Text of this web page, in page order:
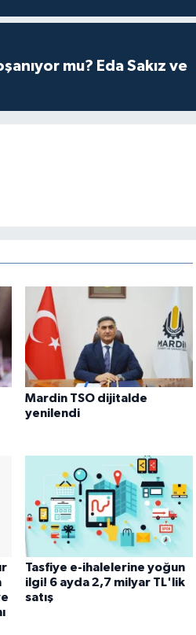
mu? Eda Sakız ve
Mardin TSO dijitalde
yenilendi
Tasfiye e-ihalelerine yoğun
ilgi! 6 ayda 2,7 milyar TL'lik
satış